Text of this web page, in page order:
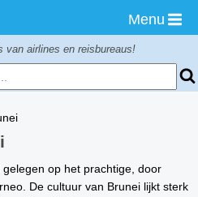
Menu
van airlines en reisbureaus!
op het prachtige, door
De cultuur van Brunei lijkt sterk